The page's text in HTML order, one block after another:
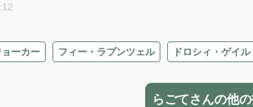
ョーカー フィー・ラプンツェル ドロシィ・ゲイル
らごてさんの他